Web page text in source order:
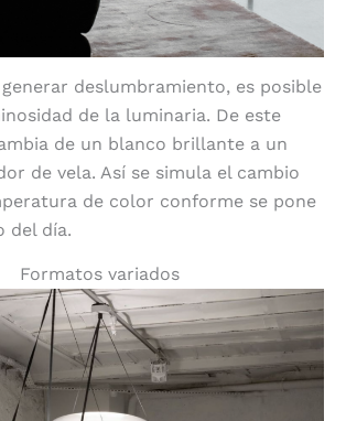
deslumbramiento, es posible
de la luminaria. De este
de un blanco brillante a un
de vela. Así se simula el cambio
de color conforme se pone
del día.
Formatos variados